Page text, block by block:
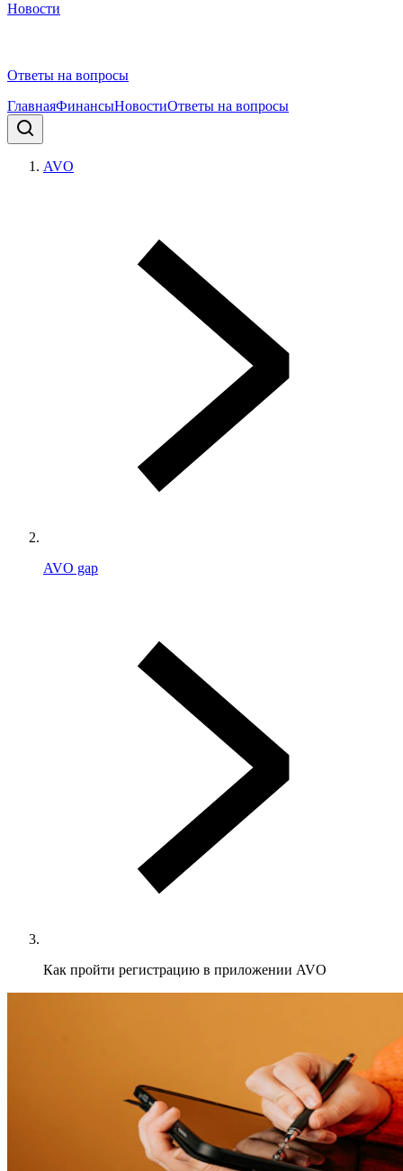
Новости
Ответы на вопросы
ГлавнаяФинансыНовостиОтветы на вопросы
AVO
AVO gap
Как пройти регистрацию в приложении AVO